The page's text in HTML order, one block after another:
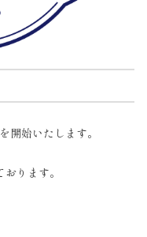
開始いたします。
ります。